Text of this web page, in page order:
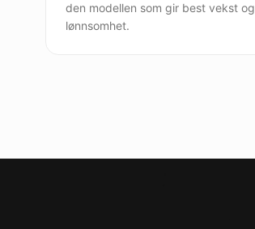
den modellen som gir best vekst og
lønnsomhet.